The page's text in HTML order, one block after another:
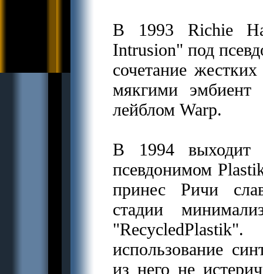
В 1993 Richie
Intrusion" под
сочетание
мякгими эмбиент
лейблом Warp.
В 1994 выходит
псевдонимом
принес Ричи
стадии
использование
из него не